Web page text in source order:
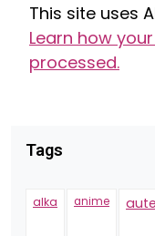
This site uses
Learn how
processed.
Tags
alka anime